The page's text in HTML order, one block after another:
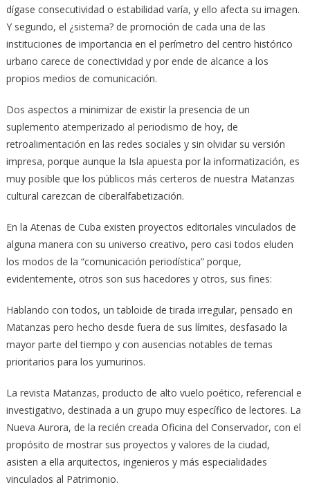
dígase consecutividad o estabilidad varía, y ello afecta su imagen.
Y segundo, el ¿sistema? de promoción de cada una de las
instituciones de importancia en el perímetro del centro histórico
urbano carece de conectividad y por ende de alcance a los
propios medios de comunicación.
Dos aspectos a minimizar de existir la presencia de un
suplemento atemperizado al periodismo de hoy, de
retroalimentación en las redes sociales y sin olvidar su versión
impresa, porque aunque la Isla apuesta por la informatización, es
muy posible que los públicos más certeros de nuestra Matanzas
cultural carezcan de ciberalfabetización.
En la Atenas de Cuba existen proyectos editoriales vinculados de
alguna manera con su universo creativo, pero casi todos eluden
los modos de la “comunicación periodística” porque,
evidentemente, otros son sus hacedores y otros, sus fines:
Hablando con todos, un tabloide de tirada irregular, pensado en
Matanzas pero hecho desde fuera de sus límites, desfasado la
mayor parte del tiempo y con ausencias notables de temas
prioritarios para los yumurinos.
La revista Matanzas, producto de alto vuelo poético, referencial e
investigativo, destinada a un grupo muy específico de lectores. La
Nueva Aurora, de la recién creada Oficina del Conservador, con el
propósito de mostrar sus proyectos y valores de la ciudad,
asisten a ella arquitectos, ingenieros y más especialidades
vinculados al Patrimonio.